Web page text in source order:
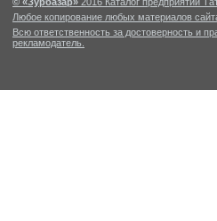
Любое копирование любых материалов
Всю ответственность за достоверность и
рекламодатель.